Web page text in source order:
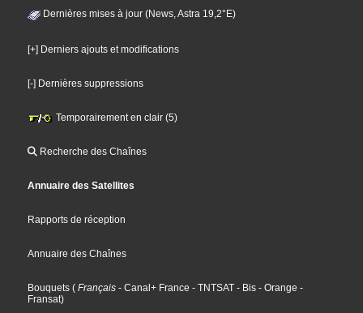
Dernières mises à jour (News, Astra 19,2°E)
[+] Derniers ajouts et modifications
[-] Dernières suppressions
Temporairement en clair (5)
Recherche des Chaînes
Annuaire des Satellites
Rapports de réception
Annuaire des Chaînes
Bouquets ( Français - Canal+ France - TNTSAT - Bis - Orange -
Fransat)